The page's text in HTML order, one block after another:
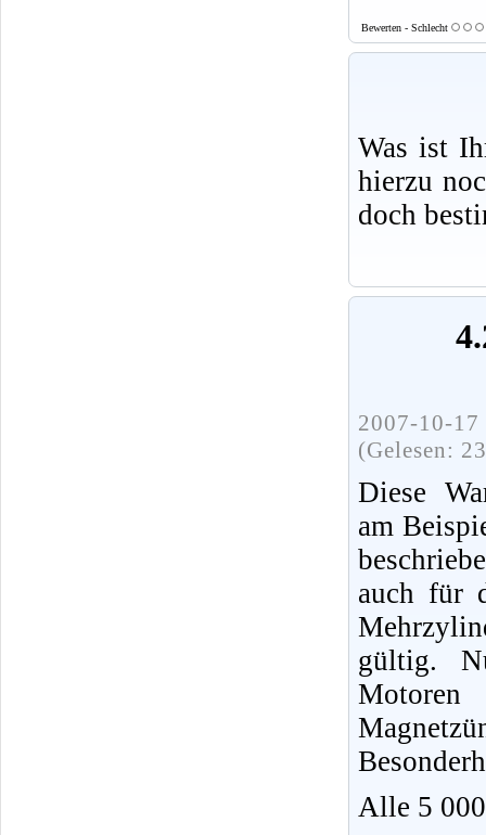
Bewerten - Schlecht
Was ist
hierzu
doch
2007-10-
(Gelesen:
Diese
am
auch für
gültig.
Alle 5